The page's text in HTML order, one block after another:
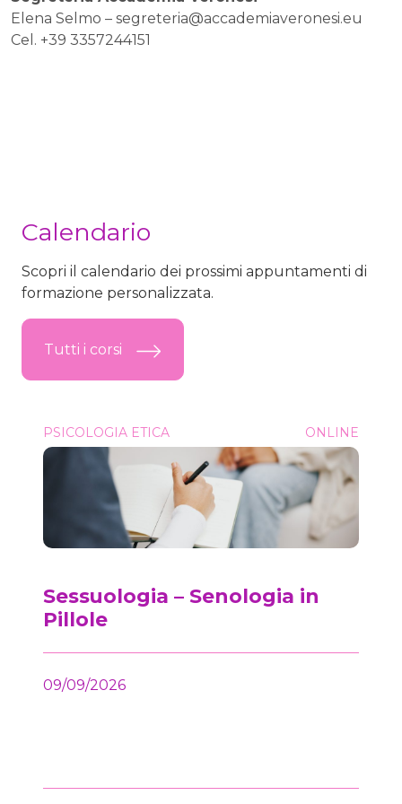
Elena Selmo – segreteria@accademiaveronesi.eu
Cel. +39 3357244151
Calendario
Scopri il calendario dei prossimi appuntamenti di
formazione personalizzata.
Tutti i corsi
Sessuologia &#8211; Senologia in Pillole
PSICOLOGIA ETICA ONLINE
Sessuologia – Senologia in
Pillole
09/09/2026